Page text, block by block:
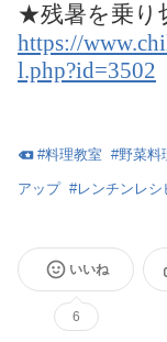
★残暑を乗り
https://
l.php?id=3502
#料理教室 #野菜料
アップ #レンチンレシ
いいね
6